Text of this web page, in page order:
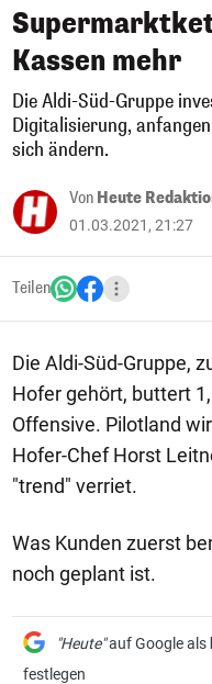
Kassen mehr
Die Aldi-Süd-Gruppe
Digitalisierung,
sich ändern.
Von Heute
01.03.2021, 21:27
Teilen
Die Aldi-Süd-Gruppe,
Hofer gehört, buttert
Offensive. Pilotland
Hofer-Chef Horst
"trend" verriet.
Was Kunden zuerst
noch geplant ist.
"Heute"auf Google als
festlegen